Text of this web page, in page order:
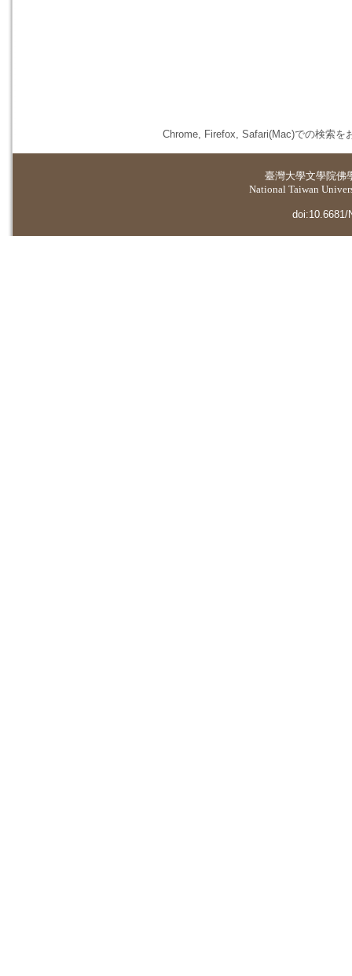
Chrome, Firefox, Safari(Mac)での検索を
臺灣大學文學院佛
National Taiwan
doi:10.6681/